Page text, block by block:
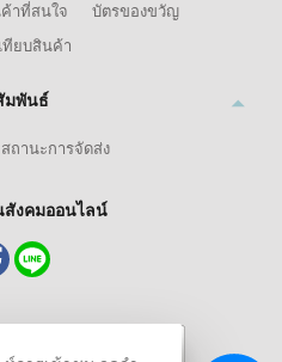
าที่สนใจ
บัตรของขวัญ
ทียบสินค้า
มพันธ์
สถานะการจัดส่ง
งคมออนไลน์